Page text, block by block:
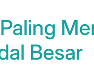
Besar